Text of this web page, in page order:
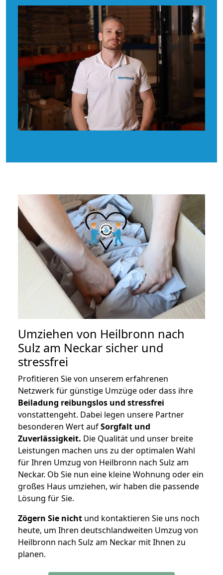
Umziehen von Heilbronn nach
Sulz am Neckar sicher und
stressfrei
Profitieren Sie von unserem erfahrenen
Netzwerk für günstige Umzüge oder dass ihre
Beiladung reibungslos und stressfrei
vonstattengeht. Dabei legen unsere Partner
besonderen Wert aufSorgfalt und
Zuverlässigkeit. Die Qualität und unser breite
Leistungen machen uns zu der optimalen Wahl
für Ihren Umzug von Heilbronn nach Sulz am
Neckar. Ob Sie nun eine kleine Wohnung oder ein
großes Haus umziehen, wir haben die passende
Lösung für Sie.
Zögern Sie nicht und kontaktieren Sie uns noch
heute, um Ihren deutschlandweiten Umzug von
Heilbronn nach Sulz am Neckar mit Ihnen zu
planen.